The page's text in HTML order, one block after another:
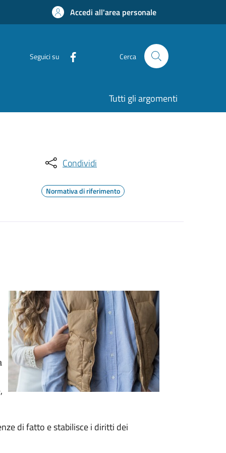
Accedi all'area personale
Seguici su Cerca
Tutti gli argomenti
Condividi
Normativa di riferimento
di fatto e stabilisce i diritti dei